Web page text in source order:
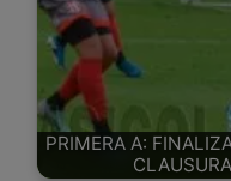
PRIMERA A: